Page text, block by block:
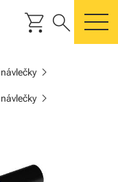
shopping_cart search
chevron_right
chevron_right